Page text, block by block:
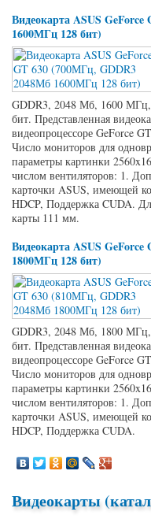
Видеокарта ASUS
1600МГц 128 бит)
GDDR3, 2048 Мб, 1600
бит. Представленная
видеопроцессоре GeForce
Число мониторов для
параметры картинки
числом вентиляторов: 1.
карточки ASUS, имеющей
HDCP, Поддержка CUDA.
карты 111 мм.
Видеокарта ASUS
1800МГц 128 бит)
GDDR3, 2048 Мб, 1800
бит. Представленная
видеопроцессоре GeForce
Число мониторов для
параметры картинки
числом вентиляторов: 1.
карточки ASUS, имеющей
HDCP, Поддержка CUDA.
Видеокарты